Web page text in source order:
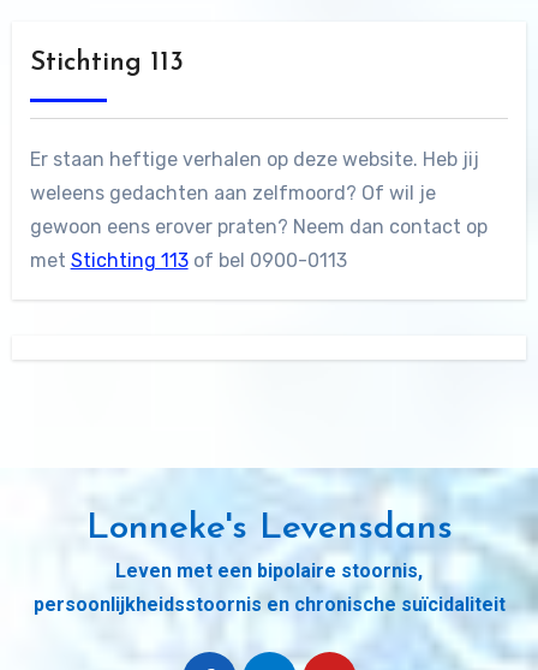
Stichting 113
Er staan heftige verhalen op deze website. Heb jij
weleens gedachten aan zelfmoord? Of wil je
gewoon eens erover praten? Neem dan contact op
met Stichting 113of bel 0900-0113
Lonneke's Levensdans
Leven met een bipolaire stoornis,
persoonlijkheidsstoornis en chronische suïcidaliteit